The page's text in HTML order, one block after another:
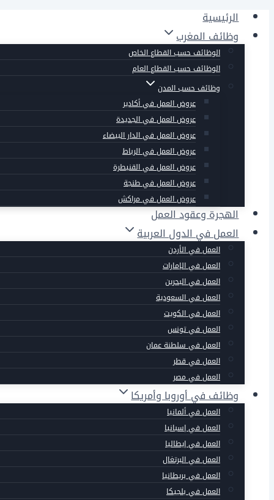
التجاوز
إلى
المحتوى
الرئيسية
وظائف المغرب
الوظائف حسب القطاع الخاص
الوظائف حسب القطاع العام
وظائف حسب المدن
عروض العمل في أكادير
عروض العمل في الجديدة
عروض العمل في الدار البيضاء
عروض العمل في الرباط
عروض العمل في القنيطرة
عروض العمل في طنجة
عروض العمل في مراكش
الهجرة وعقود العمل
العمل في الدول العربية
العمل في الأردن
العمل في الإمارات
العمل في البحرين
العمل في السعودية
العمل في الكويت
العمل في تونس
العمل في سلطنة عمان
العمل في قطر
العمل في مصر
وظائف في أوروبا وأمريكا
العمل في ألمانيا
العمل في إسبانيا
العمل في إيطاليا
العمل في البرتغال
العمل في بريطانيا
العمل في بلجيكا